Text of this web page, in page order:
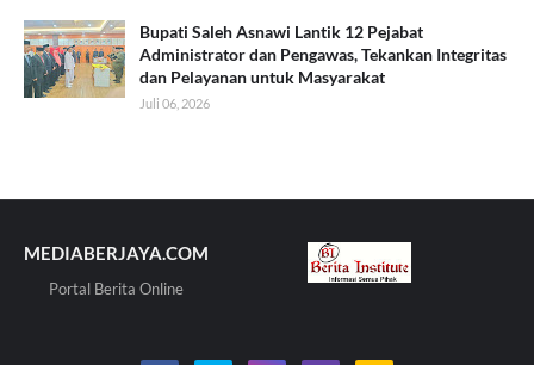
Bupati Saleh Asnawi Lantik 12 Pejabat
Administrator dan Pengawas, Tekankan Integritas
dan Pelayanan untuk Masyarakat
Juli 06, 2026
MEDIABERJAYA.COM
Portal Berita Online